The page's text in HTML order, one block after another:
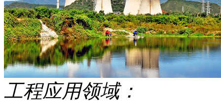
工程应用领域：